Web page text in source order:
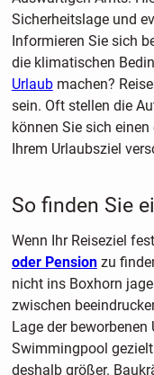
Sicherheitslage und
Informieren Sie sich
die klimatischen
Urlaubmachen?
sein. Oft stellen die
können Sie sich
Ihrem Urlaubsziel
So finden Sie
Wenn Ihr Reiseziel
oder Pensionzu
nicht ins Boxhorn
zwischen
Lage der
Swimmingpool
deshalb größer.